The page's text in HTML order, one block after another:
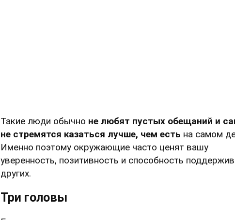
Такие люди обычно не любят пустых обещаний и
не стремятся казаться лучше, чем есть на самом
Именно поэтому окружающие часто ценят вашу
уверенность, позитивность и способность
других.
Три головы